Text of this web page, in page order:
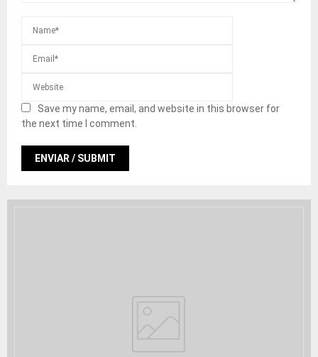
Save my name, email, and website in this browser for
the next time I comment.